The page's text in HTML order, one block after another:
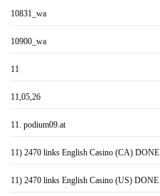
10831_wa
10900_wa
11
11,05,26
11. podium09.at
11) 2470 links English Casino (CA) DONE
11) 2470 links English Casino (US) DONE